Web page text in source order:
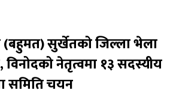
सुर्खेतको जिल्ला भेला
विनोदको नेतृत्वमा १३ सदस्यीय
समिति चयन